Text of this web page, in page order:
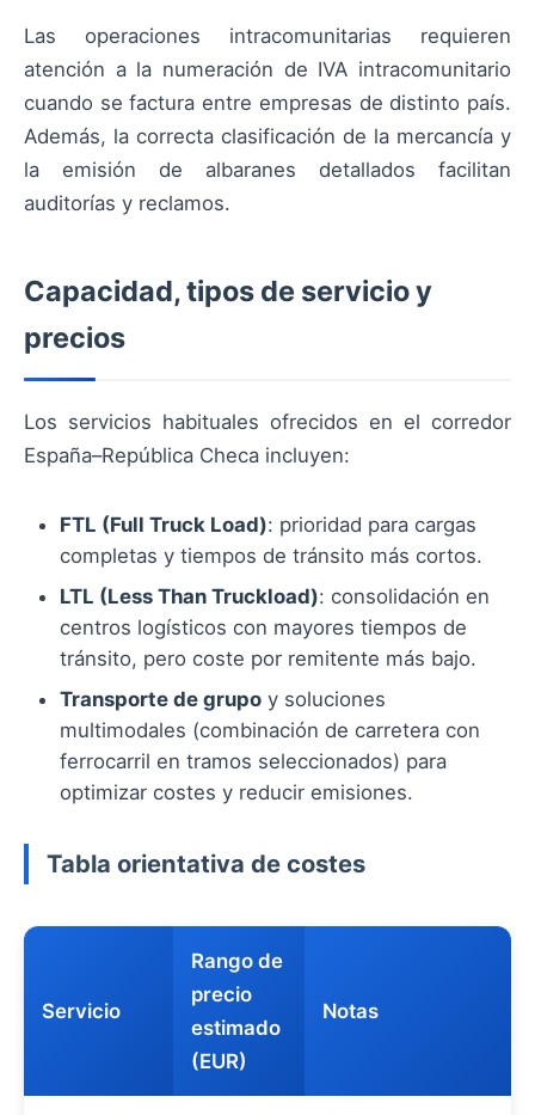
Las operaciones intracomunitarias requieren
atención a la numeración de IVA intracomunitario
cuando se factura entre empresas de distinto país.
Además, la correcta clasificación de la mercancía y
la emisión de albaranes detallados facilitan
auditorías y reclamos.
Capacidad, tipos de servicio y
precios
Los servicios habituales ofrecidos en el corredor
España–República Checa incluyen:
FTL (Full Truck Load): prioridad para cargas
completas y tiempos de tránsito más cortos.
LTL (Less Than Truckload): consolidación en
centros logísticos con mayores tiempos de
tránsito, pero coste por remitente más bajo.
Transporte de grupo y soluciones
multimodales (combinación de carretera con
ferrocarril en tramos seleccionados) para
optimizar costes y reducir emisiones.
Tabla orientativa de costes
Servicio
Rango de
precio
estimado
(EUR)
Notas